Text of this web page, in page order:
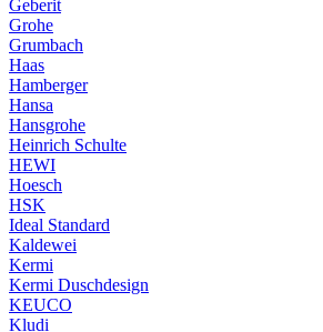
Geberit
Grohe
Grumbach
Haas
Hamberger
Hansa
Hansgrohe
Heinrich Schulte
HEWI
Hoesch
HSK
Ideal Standard
Kaldewei
Kermi
Kermi Duschdesign
KEUCO
Kludi